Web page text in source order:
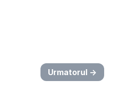
Urmatorul